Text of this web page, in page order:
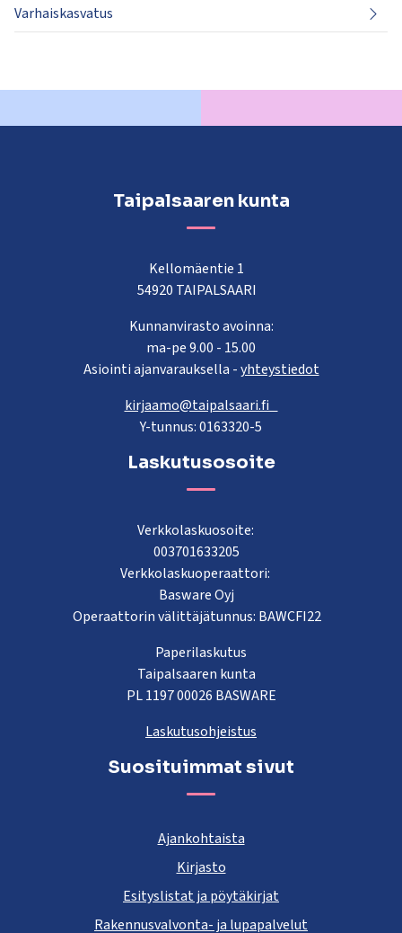
Varhaiskasvatus
Taipalsaaren kunta
Kellomäentie 1
54920 TAIPALSAARI
Kunnanvirasto avoinna:
ma-pe 9.00 - 15.00
Asiointi ajanvarauksella -yhteystiedot
kirjaamo@taipalsaari.fi
Y-tunnus: 0163320-5
Laskutusosoite
Verkkolaskuosoite:
003701633205
Verkkolaskuoperaattori:
Basware Oyj
Operaattorin välittäjätunnus: BAWCFI22
Paperilaskutus
Taipalsaaren kunta
PL 1197 00026 BASWARE
Laskutusohjeistus
Suosituimmat sivut
Ajankohtaista
Kirjasto
Esityslistat ja pöytäkirjat
Rakennusvalvonta- ja lupapalvelut